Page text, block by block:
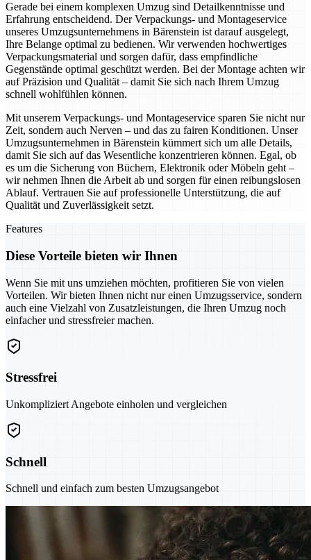
Gerade bei einem komplexen Umzug sind Detailkenntnisse und
Erfahrung entscheidend. Der Verpackungs- und Montageservice
unseres Umzugsunternehmens in Bärenstein ist darauf ausgelegt,
Ihre Belange optimal zu bedienen. Wir verwenden hochwertiges
Verpackungsmaterial und sorgen dafür, dass empfindliche
Gegenstände optimal geschützt werden. Bei der Montage achten wir
auf Präzision und Qualität – damit Sie sich nach Ihrem Umzug
schnell wohlfühlen können.
Mit unserem Verpackungs- und Montageservice sparen Sie nicht nur
Zeit, sondern auch Nerven – und das zu fairen Konditionen. Unser
Umzugsunternehmen in Bärenstein kümmert sich um alle Details,
damit Sie sich auf das Wesentliche konzentrieren können. Egal, ob
es um die Sicherung von Büchern, Elektronik oder Möbeln geht –
wir nehmen Ihnen die Arbeit ab und sorgen für einen reibungslosen
Ablauf. Vertrauen Sie auf professionelle Unterstützung, die auf
Qualität und Zuverlässigkeit setzt.
Features
Diese Vorteile bieten wir Ihnen
Wenn Sie mit uns umziehen möchten, profitieren Sie von vielen
Vorteilen. Wir bieten Ihnen nicht nur einen Umzugsservice, sondern
auch eine Vielzahl von Zusatzleistungen, die Ihren Umzug noch
einfacher und stressfreier machen.
Stressfrei
Unkompliziert Angebote einholen und vergleichen
Schnell
Schnell und einfach zum besten Umzugsangebot